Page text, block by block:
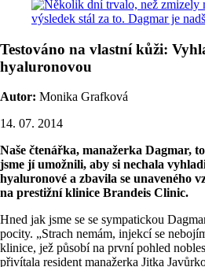
Testováno na vlastní kůži:
hyaluronovou
Autor: Monika Grafková
14. 07. 2014
Naše čtenářka, manažerka Dagmar,
jsme jí umožnili, aby si nechala
hyaluronové a zbavila se unaveného
na prestižní klinice Brandeis Clinic.
Hned jak jsme se se sympatickou
pocity. „Strach nemám, injekcí se
klinice, jež působí na první pohled
přivítala resident manažerka Jitka